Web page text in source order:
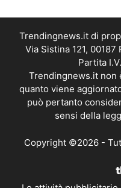
Trendingnews.it di
Via Sistina 121,
Partita
Trendingnews.it non
quanto viene
può pertanto
sensi della
Copyright ©2026 -